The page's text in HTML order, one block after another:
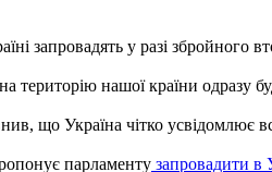
запровадять у разі
територію нашої країни одразу
що Україна чітко усвідомлює
парламенту запровадити в